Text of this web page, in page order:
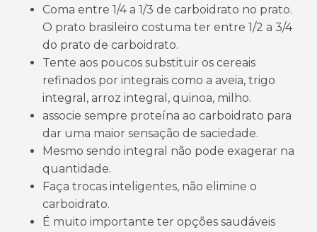
Coma entre 1/4 a 1/3 de carboidrato no prato.
O prato brasileiro costuma ter entre 1/2 a 3/4
do prato de carboidrato.
Tente aos poucos substituir os cereais
refinados por integrais como a aveia, trigo
integral, arroz integral, quinoa, milho.
associe sempre proteína ao carboidrato para
dar uma maior sensação de saciedade.
Mesmo sendo integral não pode exagerar na
quantidade.
Faça trocas inteligentes, não elimine o
carboidrato.
É muito importante ter opções saudáveis